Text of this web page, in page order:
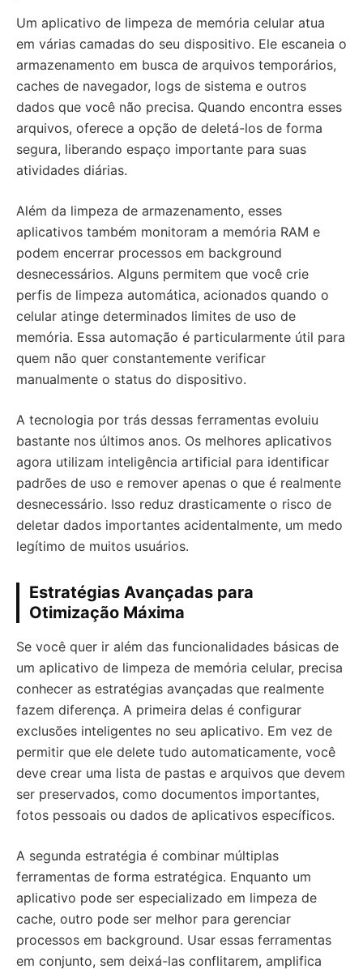
Um aplicativo de limpeza de memória celular atua
em várias camadas do seu dispositivo. Ele escaneia o
armazenamento em busca de arquivos temporários,
caches de navegador, logs de sistema e outros
dados que você não precisa. Quando encontra esses
arquivos, oferece a opção de deletá-los de forma
segura, liberando espaço importante para suas
atividades diárias.
Além da limpeza de armazenamento, esses
aplicativos também monitoram a memória RAM e
podem encerrar processos em background
desnecessários. Alguns permitem que você crie
perfis de limpeza automática, acionados quando o
celular atinge determinados limites de uso de
memória. Essa automação é particularmente útil para
quem não quer constantemente verificar
manualmente o status do dispositivo.
A tecnologia por trás dessas ferramentas evoluiu
bastante nos últimos anos. Os melhores aplicativos
agora utilizam inteligência artificial para identificar
padrões de uso e remover apenas o que é realmente
desnecessário. Isso reduz drasticamente o risco de
deletar dados importantes acidentalmente, um medo
legítimo de muitos usuários.
Estratégias Avançadas para
Otimização Máxima
Se você quer ir além das funcionalidades básicas de
um aplicativo de limpeza de memória celular, precisa
conhecer as estratégias avançadas que realmente
fazem diferença. A primeira delas é configurar
exclusões inteligentes no seu aplicativo. Em vez de
permitir que ele delete tudo automaticamente, você
deve crear uma lista de pastas e arquivos que devem
ser preservados, como documentos importantes,
fotos pessoais ou dados de aplicativos específicos.
A segunda estratégia é combinar múltiplas
ferramentas de forma estratégica. Enquanto um
aplicativo pode ser especializado em limpeza de
cache, outro pode ser melhor para gerenciar
processos em background. Usar essas ferramentas
em conjunto, sem deixá-las conflitarem, amplifica